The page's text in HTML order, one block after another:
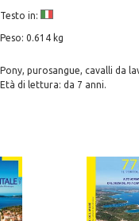
Testo in:
Peso: 0.614 kg
Pony, purosangue, cavalli da
Età di lettura: da 7 anni.